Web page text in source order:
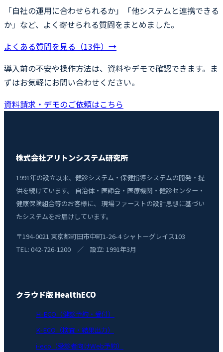
「自社の運用に合わせられるか」「他システムと連携できる
か」など、よく寄せられる質問をまとめました。
よくある質問を見る（13件）→
導入前の不安や操作方法は、資料やデモで確認できます。ま
ずはお気軽にお問い合わせください。
資料請求・デモのご依頼はこちら
株式会社アリトンシステム研究所
1991年の設立以来、健診システム・保健指導システムの開発・提
供を続けています。 自治体・医師会・医療機関・健診センター・
健康保険組合等のお客様に、 現場ファーストの設計思想に基づい
たシステムをお届けしています。
〒194-0021 東京都町田市中町1-26-4 シャトーグレイス103
TEL: 042-726-1200 ／ 設立: 1991年3月
クラウド版 HealthECO
H-ECO（健診予約・受付）
K-ECO（検査・結果出力）
i-eco（受診者向けWeb予約）